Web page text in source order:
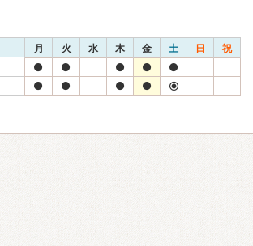
月 火 水 木 金 土 日 祝